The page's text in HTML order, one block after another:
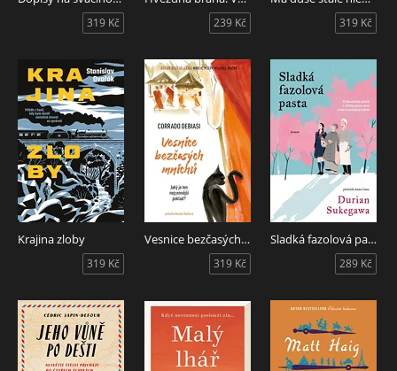
319 Kč 239 Kč 319 Kč
Krajina zloby
319 Kč
Vesnice bezčasých mnichů
319 Kč
Sladká fazolová pasta
289 Kč